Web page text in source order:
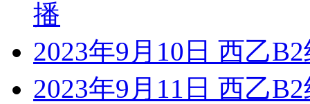
播
2023年9月10日 西乙
2023年9月11日 西乙